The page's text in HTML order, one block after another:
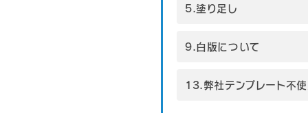
5.塗り足し
9.白版について
13.弊社テンプレート不